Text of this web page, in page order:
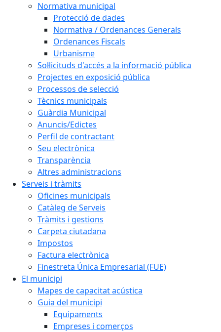
Normativa municipal
Protecció de dades
Normativa / Ordenances Generals
Ordenances Fiscals
Urbanisme
Sol·licituds d'accés a la informació pública
Projectes en exposició pública
Processos de selecció
Tècnics municipals
Guàrdia Municipal
Anuncis/Edictes
Perfil de contractant
Seu electrònica
Transparència
Altres administracions
Serveis i tràmits
Oficines municipals
Catàleg de Serveis
Tràmits i gestions
Carpeta ciutadana
Impostos
Factura electrònica
Finestreta Única Empresarial (FUE)
El municipi
Mapes de capacitat acústica
Guia del municipi
Equipaments
Empreses i comerços